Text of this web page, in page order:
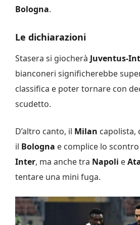
Bologna.
Le dichiarazioni
Stasera si giocherà Juventus-
bianconeri significherebbe
classifica e poter tornare con
scudetto.
D’altro canto, il Milan capolista,
il Bologna e complice lo
Inter, ma anche tra Napoli e
tentare una mini fuga.